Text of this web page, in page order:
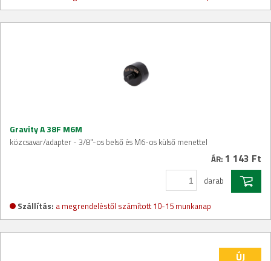
Gravity A 38F M6M
közcsavar/adapter - 3/8"-os belső és M6-os külső menettel
ÁR: 1 143 Ft
darab
Szállítás: a megrendeléstől számított 10-15 munkanap
ÚJ